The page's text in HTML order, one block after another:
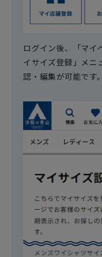
ログイン後、「マイ
イサイズ登録」メニ
認・編集が可能です。